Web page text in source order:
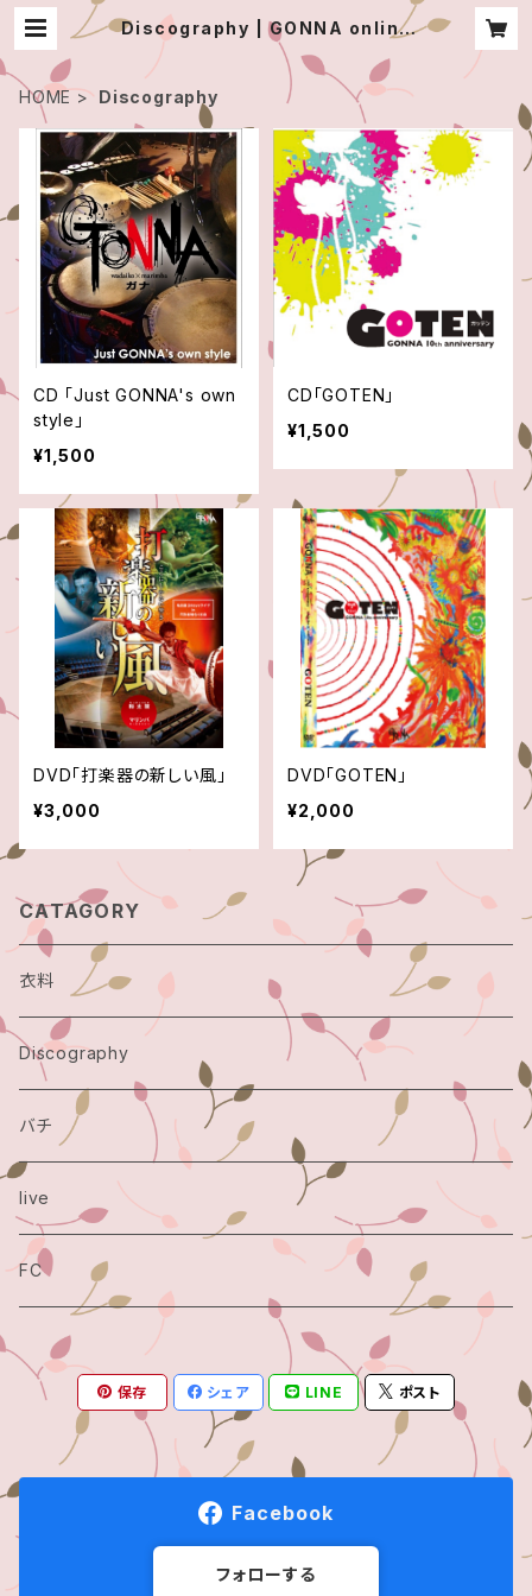
Discography | GONNA online
shop
HOME Discography
CD 「Just GONNA's own
style」
¥1,500
CD「GOTEN」
¥1,500
DVD「打楽器の新しい風」
¥3,000
DVD「GOTEN」
¥2,000
CATAGORY
衣料
Discography
バチ
live
FC
保存 シェア LINE ポスト
Facebook
フォローする